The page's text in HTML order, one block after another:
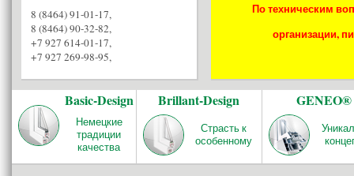
8 (8464) 91-01-17,
8 (8464) 90-32-82,
+7 927 614-01-17,
+7 927 269-98-95,
По техническим
организации,
Basic-Design
Немецкие
традиции
качества
Brillant-Design
Страсть к
особенному
GENEO®